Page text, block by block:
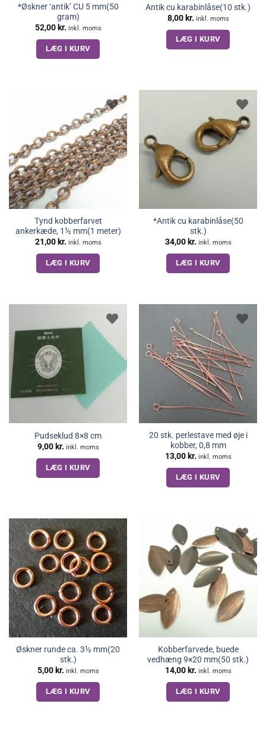
*Øskner ‘antik’ CU 5 mm(50
gram)
52,00 kr. inkl. moms
LÆG I KURV
Antik cu karabinlåse(10 stk.)
8,00 kr. inkl. moms
LÆG I KURV
Tynd kobberfarvet
ankerkæde, 1½ mm(1 meter)
21,00 kr. inkl. moms
LÆG I KURV
*Antik cu karabinlåse(50
stk.)
34,00 kr. inkl. moms
LÆG I KURV
Pudseklud 8×8 cm
9,00 kr. inkl. moms
LÆG I KURV
20 stk. perlestave med øje i
kobber, 0,8 mm
13,00 kr. inkl. moms
LÆG I KURV
Øskner runde ca. 3½ mm(20
stk.)
5,00 kr. inkl. moms
LÆG I KURV
Kobberfarvede, buede
vedhæng 9×20 mm(50 stk.)
14,00 kr. inkl. moms
LÆG I KURV